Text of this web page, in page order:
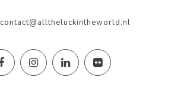
contact@alltheluckintheworld.nl